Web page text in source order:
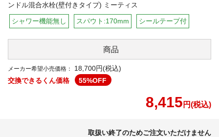
ンドル混合水栓(壁付きタイプ) ミーティス
シャワー機能無し スパウト:170mm シールテープ付
商品
メーカー希望小売価格：
18,700円(税込)
交換できるくん価格
55%OFF
8,415 円(税込)
取扱い終了のためご注文いただけません